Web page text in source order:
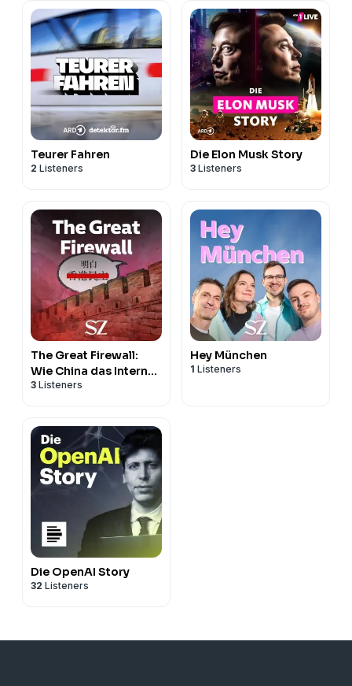
Teurer Fahren
2 Listeners
Die Elon Musk Story
3 Listeners
The Great Firewall:
Wie China das Internet
verändert
3 Listeners
Hey München
1 Listeners
Die OpenAI Story
32 Listeners